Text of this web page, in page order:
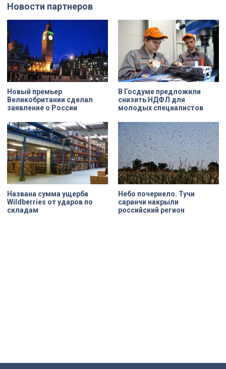
адресов сейчас — Дом
Единоверческой церкви Святого
Николая на улице Марата. Здание
XIX века, прошедшее через
несколько перестроек, сегодня
переживает второе рождение.
Жемчужина, объекта культурного
наследия — исторические часы.
Их элементы утрачены на 90%.
Новости партнеров
Новый премьер
Великобритании сделал
заявление о России
В Госдуме предложили
снизить НДФЛ для
молодых специалистов
Названа сумма ущерба
Wildberries от ударов по
складам
Небо почернело. Тучи
саранчи накрыли
российский регион